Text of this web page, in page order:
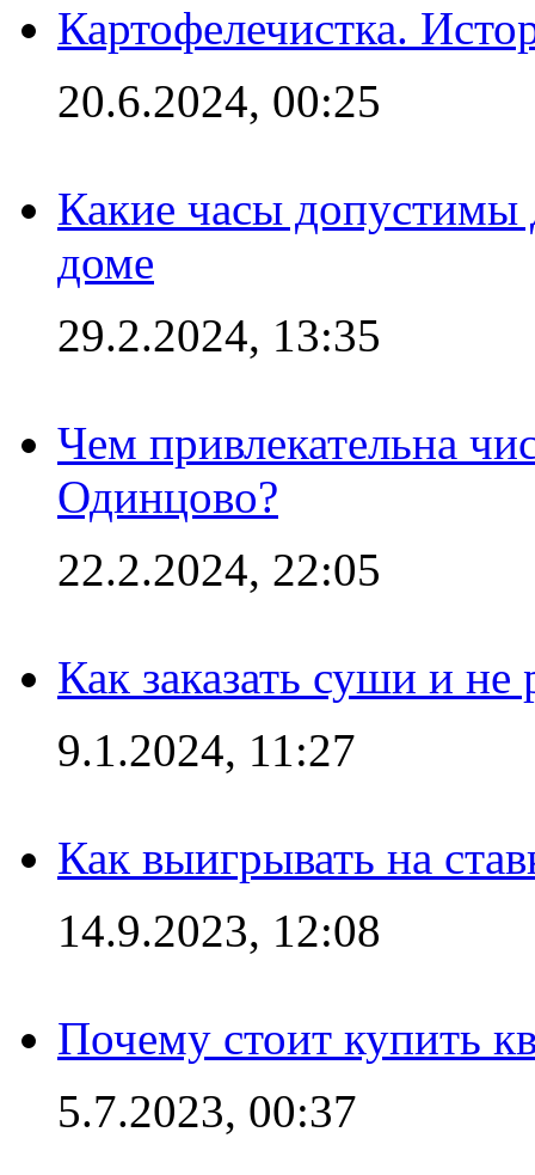
Картофелечистка.
20.6.2024, 00:25
Какие часы
доме
29.2.2024, 13:35
Чем привлекательна
Одинцово?
22.2.2024, 22:05
Как заказать суши и не
9.1.2024, 11:27
Как выигрывать на
14.9.2023, 12:08
Почему стоит купить
5.7.2023, 00:37